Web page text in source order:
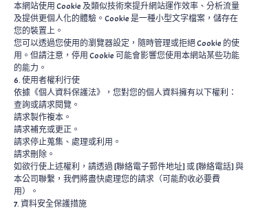
本網站使用 Cookie 及類似技術來提升網站運作效率、分析流量
及提供更個人化的體驗。Cookie 是一種小型文字檔案，儲存在
您的裝置上。
您可以透過您使用的瀏覽器設定，隨時管理或拒絕 Cookie 的使
用。但請注意，停用 Cookie 可能會影響您使用本網站某些功能
的能力。
6. 使用者權利行使
依據《個人資料保護法》，您對您的個人資料擁有以下權利：
查詢或請求閱覽。
請求製作複本。
請求補充或更正。
請求停止蒐集、處理或利用。
請求刪除。
如欲行使上述權利，請透過 [聯絡電子郵件地址] 或 [聯絡電話] 與
本公司聯繫，我們將盡快處理您的請求（可能酌收必要費
用）。
7. 資料安全保護措施